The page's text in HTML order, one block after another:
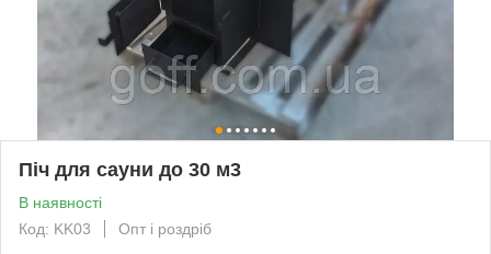
Піч для сауни до 30 м3
В наявності
Код: KK03
Опт і роздріб